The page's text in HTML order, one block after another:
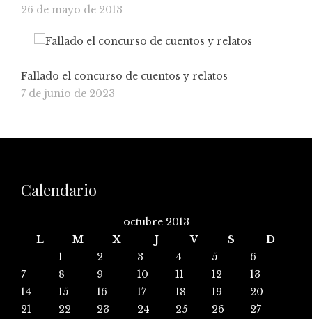
26 de mayo de 2013
Fallado el concurso de cuentos y relatos
7 de junio de 2023
Calendario
octubre 2013
L
M X J V S
D
1
2 3 4 5
6
7
8 9 10 11 12
13
14
15 16 17 18 19
20
21
22 23 24 25 26
27